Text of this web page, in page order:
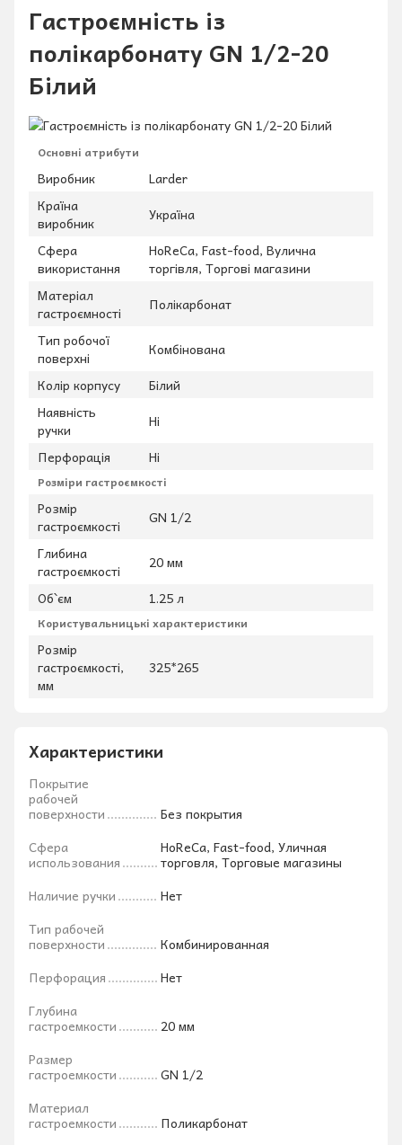
Гастроємність із
полікарбонату GN 1/2-20
Білий
Основні атрибути
Виробник
Larder
Країна
виробник
Україна
Сфера
використання
HoReCa, Fast-food, Вулична
торгівля, Торгові магазини
Матеріал
гастроємності
Полікарбонат
Тип робочої
поверхні
Комбінована
Колір корпусу
Білий
Наявність
ручки
Ні
Перфорація
Ні
Розміри гастроємкості
Розмір
гастроємкості
GN 1/2
Глибина
гастроємкості
20 мм
Об`єм
1.25 л
Користувальницькі характеристики
Розмір
гастроємкості,
мм
325*265
Характеристики
Покрытие
рабочей
поверхности
Без покрытия
Сфера
использования
HoReCa, Fast-food, Уличная
торговля, Торговые магазины
Наличие ручки
Нет
Тип рабочей
поверхности
Комбинированная
Перфорация
Нет
Глубина
гастроемкости
20 мм
Размер
гастроемкости
GN 1/2
Материал
гастроемкости Поликарбонат